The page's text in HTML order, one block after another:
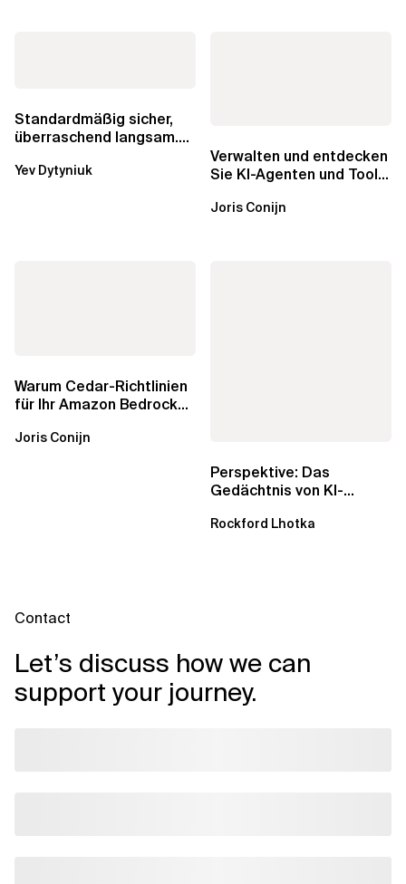
Standardmäßig sicher,
überraschend langsam.
über die RDS...
Yev Dytyniuk
Verwalten und entdecken
Sie KI-Agenten und Tools
AgentCore...
Joris Conijn
Warum Cedar-Richtlinien
für Ihr Amazon Bedrock
wichtig sind
Joris Conijn
Perspektive: Das
Gedächtnis von KI-
dem...
Rockford Lhotka
Contact
Let’s discuss how we can
support your journey.